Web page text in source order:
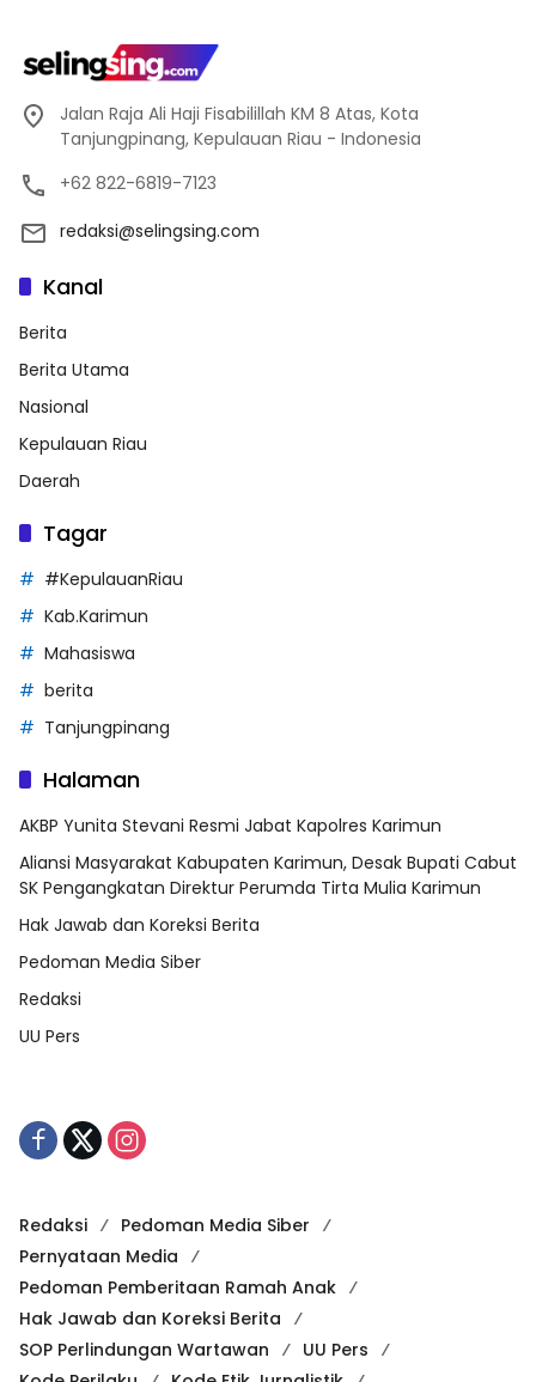
Jalan Raja Ali Haji Fisabilillah KM 8 Atas, Kota
Tanjungpinang, Kepulauan Riau - Indonesia
+62 822-6819-7123
redaksi@selingsing.com
Kanal
Berita
Berita Utama
Nasional
Kepulauan Riau
Daerah
Tagar
#KepulauanRiau
Kab.Karimun
Mahasiswa
berita
Tanjungpinang
Halaman
AKBP Yunita Stevani Resmi Jabat Kapolres Karimun
Aliansi Masyarakat Kabupaten Karimun, Desak Bupati Cabut
SK Pengangkatan Direktur Perumda Tirta Mulia Karimun
Hak Jawab dan Koreksi Berita
Pedoman Media Siber
Redaksi
UU Pers
Redaksi
Pedoman Media Siber
Pernyataan Media
Pedoman Pemberitaan Ramah Anak
Hak Jawab dan Koreksi Berita
SOP Perlindungan Wartawan
UU Pers